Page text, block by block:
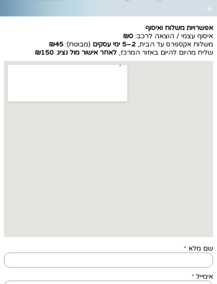
אפשרויות משלוח ואיסוף
איסוף עצמי / הוצאה לרכב: ₪0
משלוח אקספרס עד הבית, 2–5 ימי עסקים (מבוטח): ₪45
שליח מהיום להיום באזור המרכז, לאחר אישור מול נציג:
₪150
שם מלא *
אימייל *